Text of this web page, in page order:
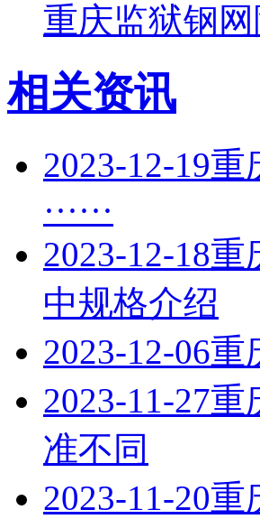
重庆监狱钢网
相关资讯
2023-12-19重
······
2023-12-18重
中规格介绍
2023-12-06重
2023-11-27重
准不同
2023-11-20重